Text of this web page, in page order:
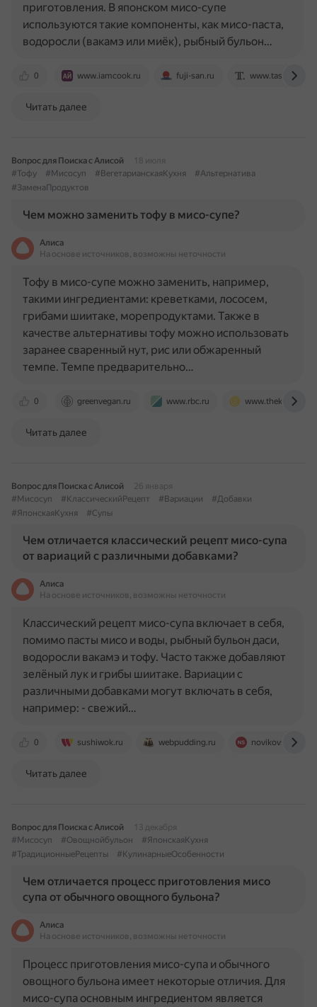
0 www.iamcook.ru fuji-san.ru
приготовления. В японском мисо-супе
используются такие компоненты, как мисо-паста,
водоросли (вакамэ или миёк), рыбный бульон…
Читать далее
Вопрос для Поиска с Алисой
18 июля
#Тофу
#Мисосуп #ВегетарианскаяКухня
#Альтернатива
#ЗаменаПродуктов
Чем можно заменить тофу в мисо-супе?
Алиса
На основе источников, возможны неточности
0 greenvegan.ru www.rbc.ru
Тофу в мисо-супе можно заменить, например,
такими ингредиентами: креветками, лососем,
грибами шиитаке, морепродуктами. Также в
качестве альтернативы тофу можно использовать
заранее сваренный нут, рис или обжаренный
темпе. Темпе предварительно…
Читать далее
Вопрос для Поиска с Алисой
26 января
#Мисосуп
#КлассическийРецепт #Вариации
#Добавки
#ЯпонскаяКухня
#Супы
Чем отличается классический рецепт мисо-супа
от вариаций с различными добавками?
Алиса
На основе источников, возможны неточности
0 sushiwok.ru webpudding.ru
Классический рецепт мисо-супа включает в себя,
помимо пасты мисо и воды, рыбный бульон даси,
водоросли вакамэ и тофу. Часто также добавляют
зелёный лук и грибы шиитаке. Вариации с
различными добавками могут включать в себя,
например: - свежий…
Читать далее
Вопрос для Поиска с Алисой
13 декабря
#Мисосуп
#Овощнойбульон
#ЯпонскаяКухня
#ТрадиционныеРецепты
#КулинарныеОсобенности
Чем отличается процесс приготовления мисо
супа от обычного овощного бульона?
Алиса
На основе источников, возможны неточности
Процесс приготовления мисо-супа и обычного
овощного бульона имеет некоторые отличия. Для
мисо-супа основным ингредиентом является